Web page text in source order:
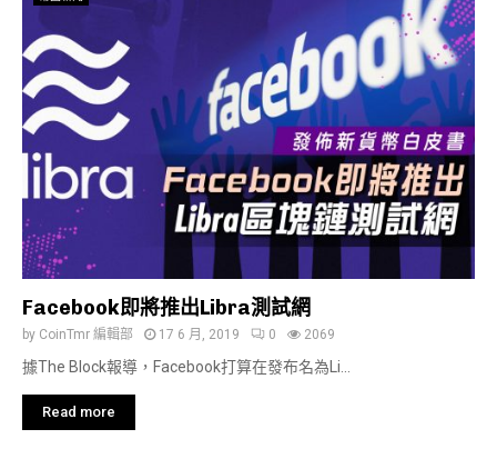
Facebook即將推出Libra測試網
by CoinTmr 編輯部 17 6 月, 2019 0 2069
據The Block報導，Facebook打算在發布名為Li...
Read more